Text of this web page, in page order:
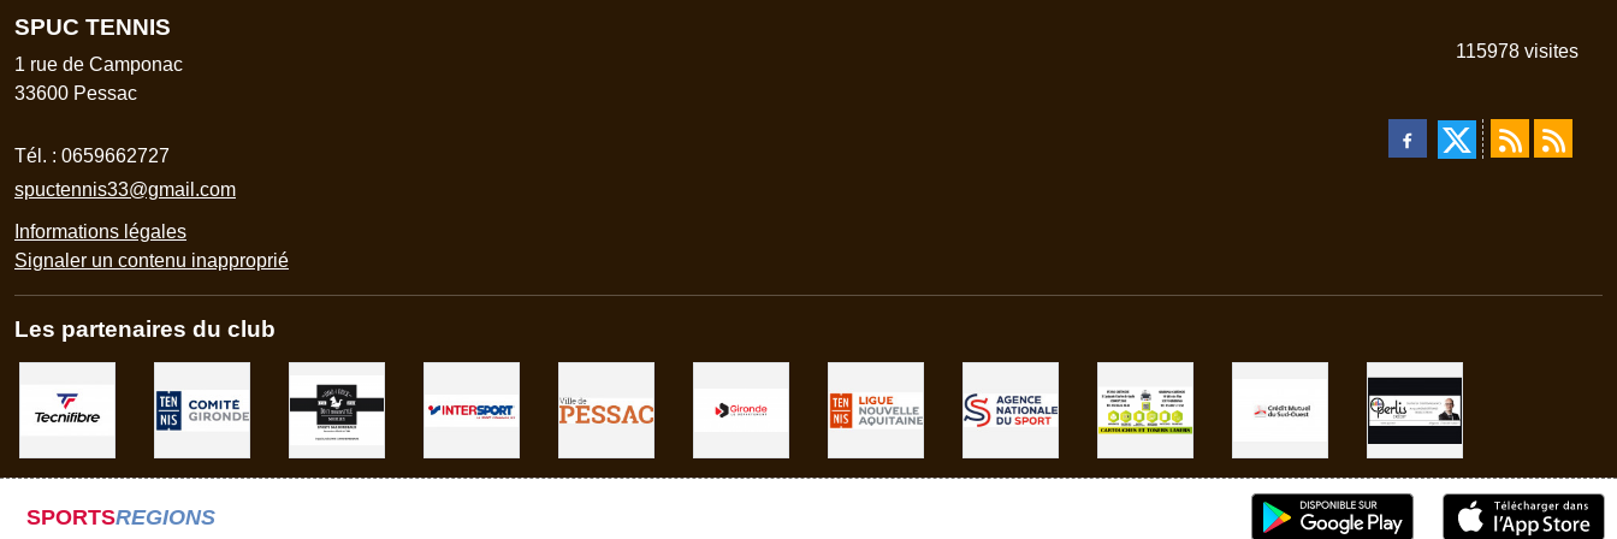
SPUC TENNIS
1 rue de Camponac
33600 Pessac
Tél. : 0659662727
spuctennis33@gmail.com
Informations légales
Signaler un contenu inapproprié
115978 visites
Les partenaires du club
SPORTSREGIONS